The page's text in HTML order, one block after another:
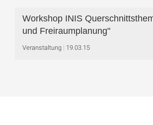
Workshop INIS
und Freiraumplanung"
Veranstaltung 19.03.15